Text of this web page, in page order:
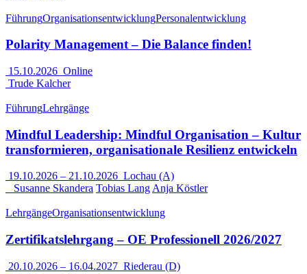
FührungOrganisationsentwicklungPersonalentwicklung
Polarity Management – Die Balance finden!
15.10.2026 Online
Trude Kalcher
FührungLehrgänge
Mindful Leadership: Mindful Organisation – Kultur
transformieren, organisationale Resilienz entwickeln
19.10.2026 – 21.10.2026 Lochau (A)
Susanne Skandera Tobias LangAnja Köstler
LehrgängeOrganisationsentwicklung
Zertifikatslehrgang – OE Professionell 2026/2027
20.10.2026 – 16.04.2027 Riederau (D)